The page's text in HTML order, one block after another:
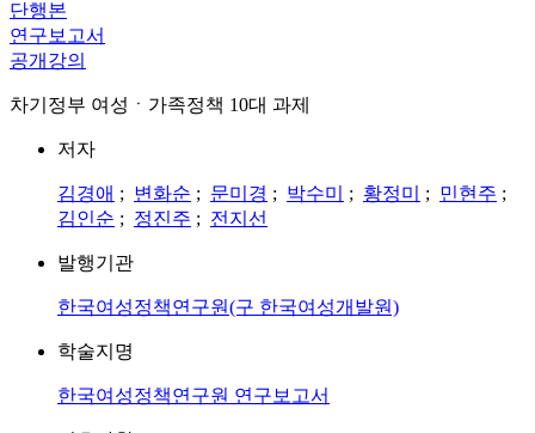
단행본
연구보고서
공개강의
차기정부 여성ㆍ가족정책 10대 과제
저자
김경애 ; 변화순 ; 문미경 ; 박수미 ; 황정미 ; 민현주 ;
김인순 ; 정진주 ; 전지선
발행기관
한국여성정책연구원(구 한국여성개발원)
학술지명
한국여성정책연구원 연구보고서